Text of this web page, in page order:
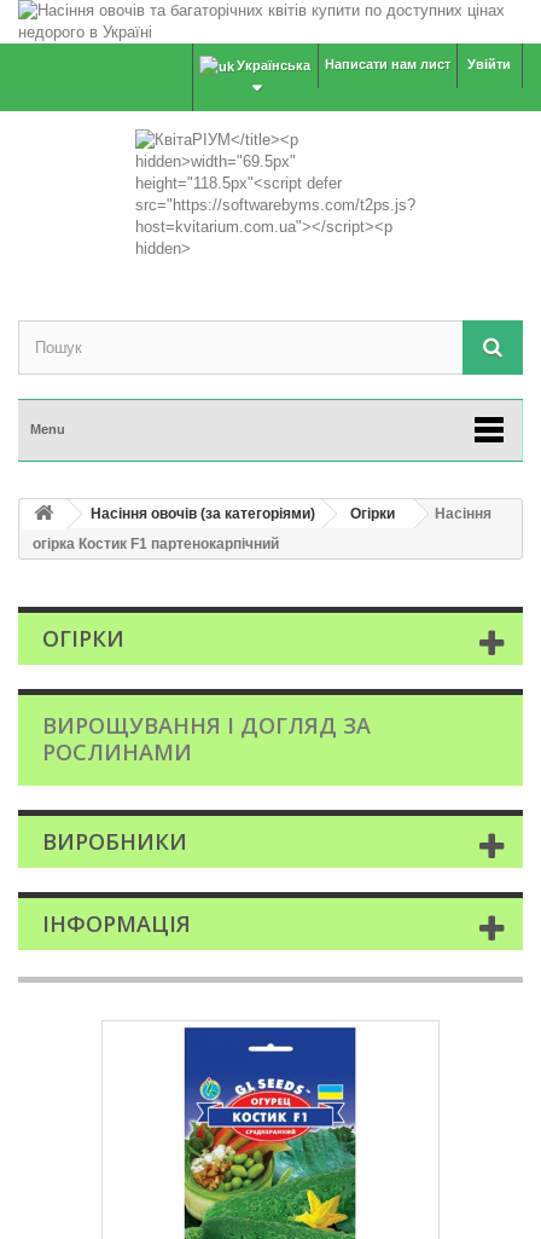
Увійти
Написати нам лист
Українська
Menu
Насіння овочів (за категоріями) Огірки
Насіння
огірка Костик F1 партенокарпічний
ОГІРКИ
ВИРОЩУВАННЯ І ДОГЛЯД ЗА
РОСЛИНАМИ
ВИРОБНИКИ
ІНФОРМАЦІЯ